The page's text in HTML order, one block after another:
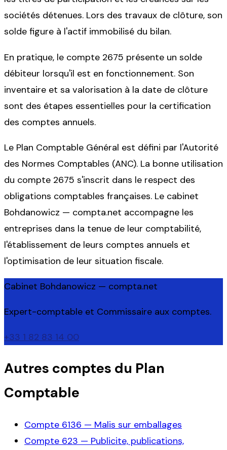
sociétés détenues. Lors des travaux de clôture, son
solde figure à l'actif immobilisé du bilan.
En pratique, le compte 2675 présente un solde
débiteur lorsqu'il est en fonctionnement. Son
inventaire et sa valorisation à la date de clôture
sont des étapes essentielles pour la certification
des comptes annuels.
Le Plan Comptable Général est défini par l'Autorité
des Normes Comptables (ANC). La bonne utilisation
du compte 2675 s'inscrit dans le respect des
obligations comptables françaises. Le cabinet
Bohdanowicz — compta.net accompagne les
entreprises dans la tenue de leur comptabilité,
l'établissement de leurs comptes annuels et
l'optimisation de leur situation fiscale.
Cabinet Bohdanowicz — compta.net
Expert-comptable et Commissaire aux comptes.
+33 1 82 83 14 00
Autres comptes du Plan
Comptable
Compte 6136 — Malis sur emballages
Compte 623 — Publicite, publications,